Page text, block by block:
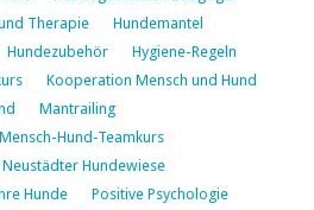
Therapie
Hundemantel
Hundezubehör
Hygiene-Regeln
Kooperation Mensch und Hund
Mantrailing
Mensch-Hund-Teamkurs
Neustädter Hundewiese
Hunde
Positive Psychologie